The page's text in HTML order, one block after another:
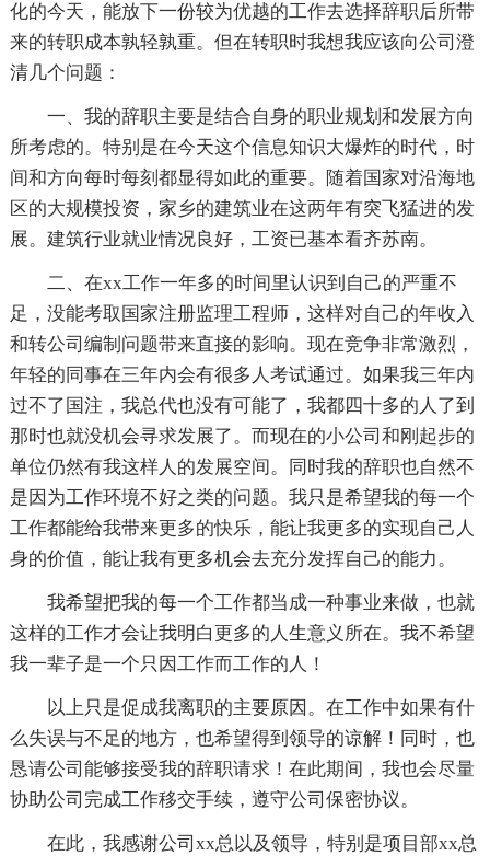
化的今天，能放下一份较为优越的工作去选择辞职后所带
来的转职成本孰轻孰重。但在转职时我想我应该向公司澄
清几个问题：
一、我的辞职主要是结合自身的职业规划和发展方向
所考虑的。特别是在今天这个信息知识大爆炸的时代，时
间和方向每时每刻都显得如此的重要。随着国家对沿海地
区的大规模投资，家乡的建筑业在这两年有突飞猛进的发
展。建筑行业就业情况良好，工资已基本看齐苏南。
二、在xx工作一年多的时间里认识到自己的严重不
足，没能考取国家注册监理工程师，这样对自己的年收入
和转公司编制问题带来直接的影响。现在竞争非常激烈，
年轻的同事在三年内会有很多人考试通过。如果我三年内
过不了国注，我总代也没有可能了，我都四十多的人了到
那时也就没机会寻求发展了。而现在的小公司和刚起步的
单位仍然有我这样人的发展空间。同时我的辞职也自然不
是因为工作环境不好之类的问题。我只是希望我的每一个
工作都能给我带来更多的快乐，能让我更多的实现自己人
身的价值，能让我有更多机会去充分发挥自己的能力。
我希望把我的每一个工作都当成一种事业来做，也就
这样的工作才会让我明白更多的人生意义所在。我不希望
我一辈子是一个只因工作而工作的人！
以上只是促成我离职的主要原因。在工作中如果有什
么失误与不足的地方，也希望得到领导的谅解！同时，也
恳请公司能够接受我的辞职请求！在此期间，我也会尽量
协助公司完成工作移交手续，遵守公司保密协议。
在此，我感谢公司xx总以及领导，特别是项目部xx总